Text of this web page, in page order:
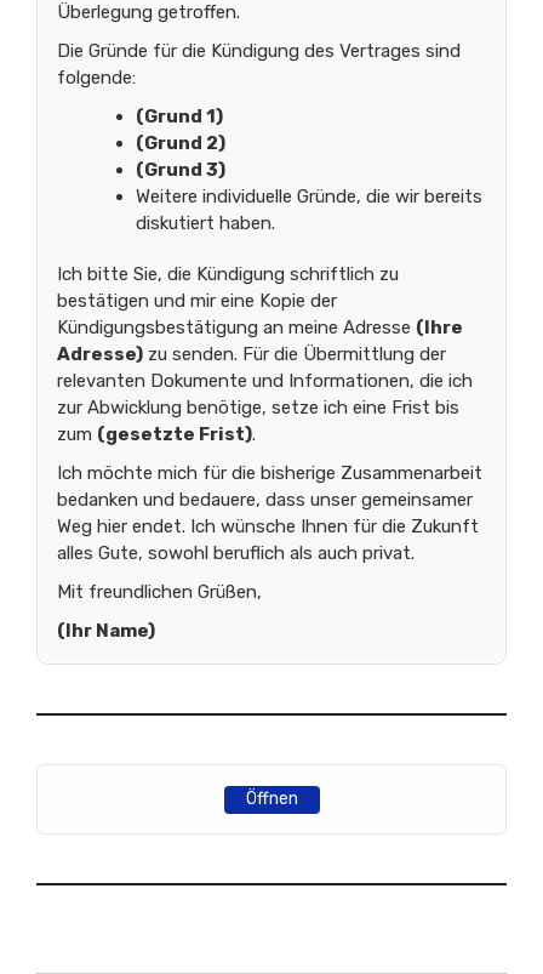
Überlegung getroffen.
Die Gründe für die Kündigung des Vertrages sind
folgende:
(Grund 1)
(Grund 2)
(Grund 3)
Weitere individuelle Gründe, die wir bereits
diskutiert haben.
Ich bitte Sie, die Kündigung schriftlich zu
bestätigen und mir eine Kopie der
Kündigungsbestätigung an meine Adresse (Ihre
Adresse) zu senden. Für die Übermittlung der
relevanten Dokumente und Informationen, die ich
zur Abwicklung benötige, setze ich eine Frist bis
zum (gesetzte Frist).
Ich möchte mich für die bisherige Zusammenarbeit
bedanken und bedauere, dass unser gemeinsamer
Weg hier endet. Ich wünsche Ihnen für die Zukunft
alles Gute, sowohl beruflich als auch privat.
Mit freundlichen Grüßen,
(Ihr Name)
Öffnen